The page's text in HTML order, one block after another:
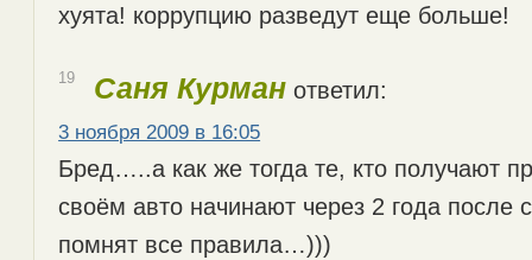
хуята! коррупцию разведут еще больше!
19 Саня Курман ответил:
3 ноября 2009 в 16:05
Бред…..а как же тогда те, кто получают
своём авто начинают через 2 года после
помнят все правила…)))